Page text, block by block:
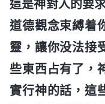
這是神對人的要
道德觀念束縛着
靈，讓你没法接
些東西占有了，
實行神的話，這